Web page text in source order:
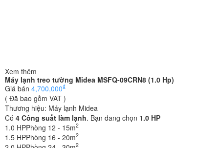
Xem thêm
Máy lạnh treo tường Midea MSFQ-09CRN8 (1.0 Hp)
Giá bán 4,700,000₫
( Đã bao gồm VAT )
Thương hiệu: Máy lạnh Midea
Có 4 Công suất làm lạnh. Bạn đang chọn 1.0 HP
1.0 HPPhòng 12 - 15m2
1.5 HPPhòng 16 - 20m2
2